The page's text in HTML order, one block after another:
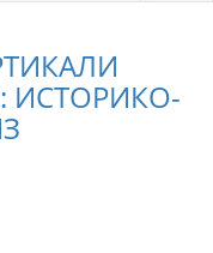
ИСТОРИКО-